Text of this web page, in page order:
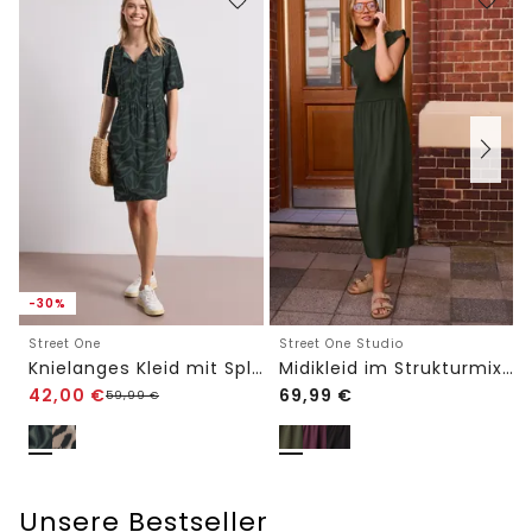
-30%
Street One
Knielanges Kleid mit Split Neck und Print
42,00 €59,99€
Street One Studio
Midikleid im Strukturmix mit Rundhals
69,99 €
Unsere Bestseller